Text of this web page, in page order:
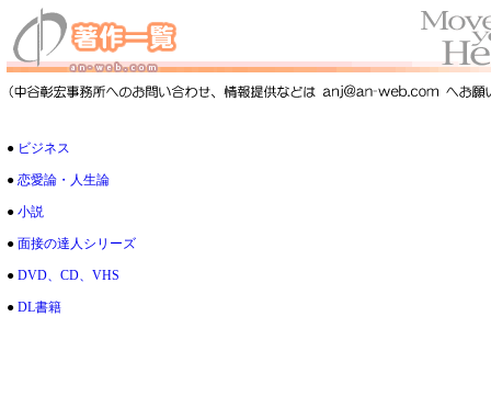
● ビジネス
● 恋愛論・人生論
● 小説
● 面接の達人シリーズ
● DVD、CD、VHS
● DL書籍